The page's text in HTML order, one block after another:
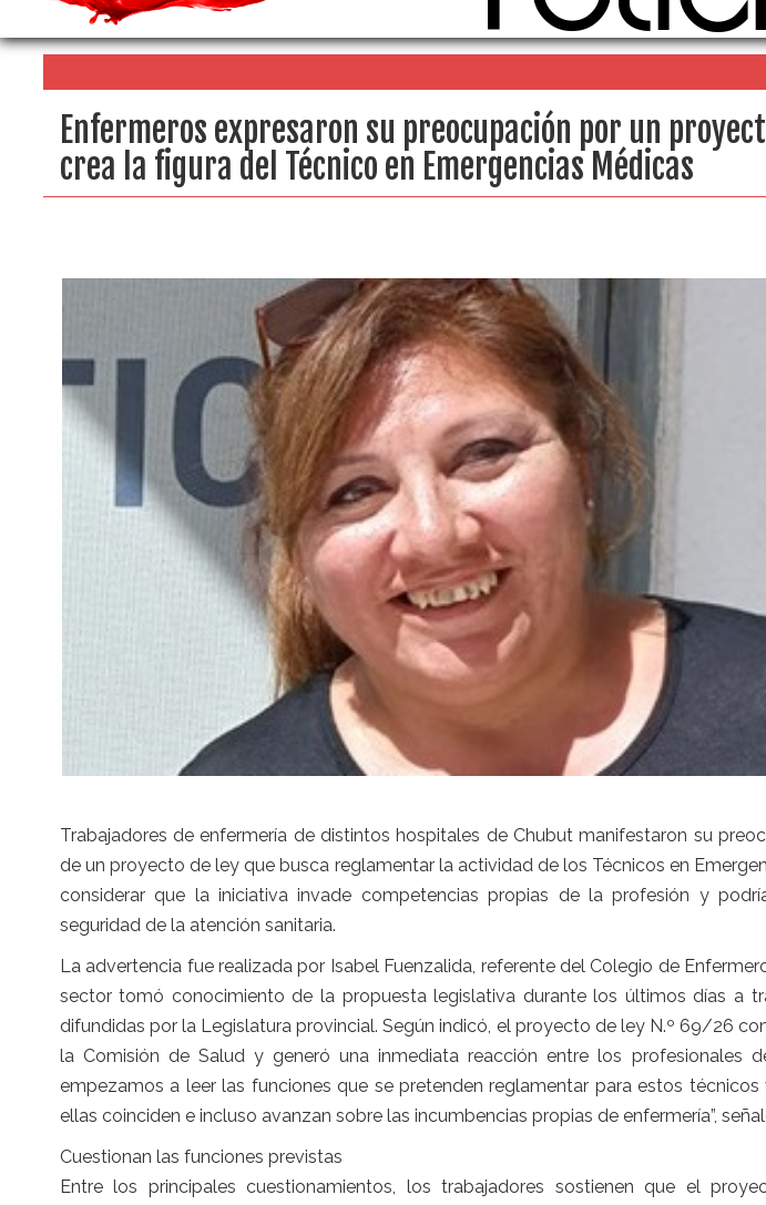
Enfermeros expresaron su preocupación por un
crea la figura del Técnico en Emergencias Médicas
Trabajadores de enfermería de distintos hospitales de Chubut manifestaron su
de un proyecto de ley que busca reglamentar la actividad de los Técnicos en
considerar que la iniciativa invade competencias propias de la profesión y
seguridad de la atención sanitaria.
La advertencia fue realizada por Isabel Fuenzalida, referente del Colegio de
sector tomó conocimiento de la propuesta legislativa durante los últimos días a
difundidas por la Legislatura provincial. Según indicó, el proyecto de ley N.º 69/26
la Comisión de Salud y generó una inmediata reacción entre los profesionales
empezamos a leer las funciones que se pretenden reglamentar para estos
ellas coinciden e incluso avanzan sobre las incumbencias propias de enfermería”,
Cuestionan las funciones previstas
Entre los principales cuestionamientos, los trabajadores sostienen que el